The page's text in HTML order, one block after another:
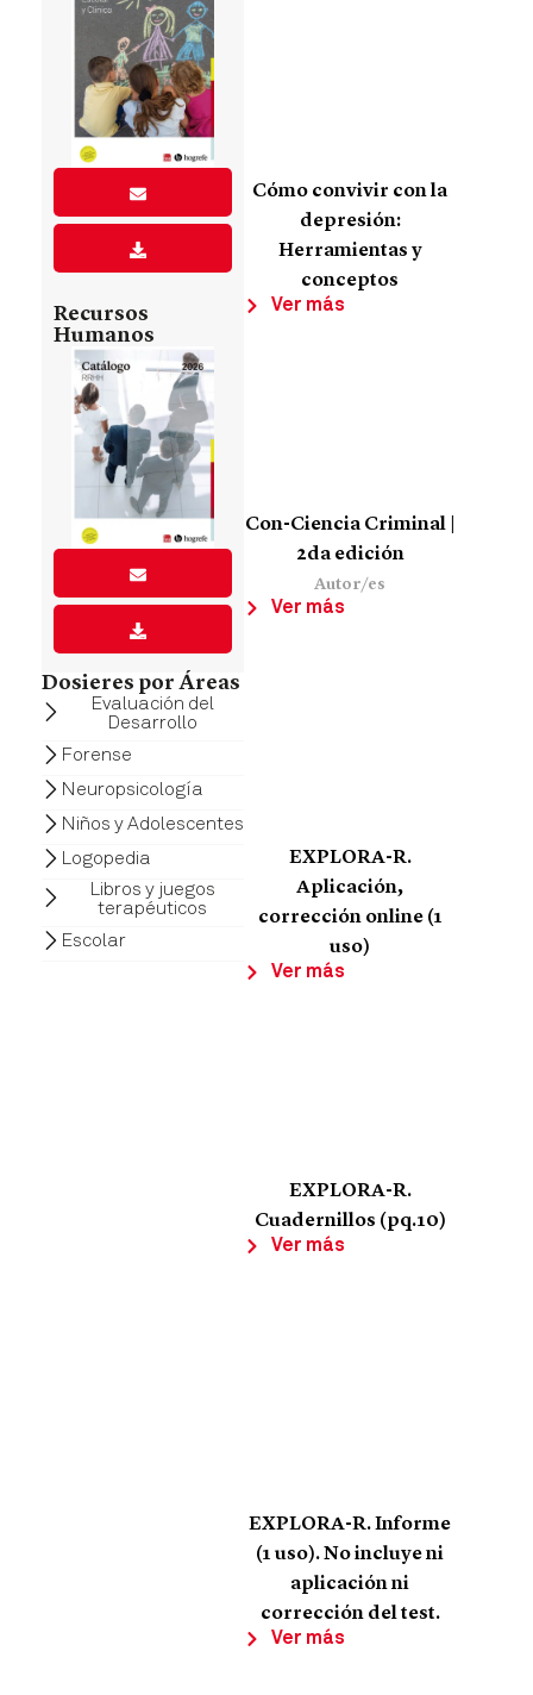
Recursos
Humanos
Dosieres por Áreas
Evaluación del
Desarrollo
Forense
Neuropsicología
Niños y Adolescentes
Logopedia
Libros y juegos
terapéuticos
Escolar
Cómo convivir con la
depresión:
Herramientas y
conceptos
Ver más
Con-Ciencia Criminal |
2da edición
Autor/es
Ver más
EXPLORA-R.
Aplicación,
corrección online (1
uso)
Ver más
EXPLORA-R.
Cuadernillos (pq.10)
Ver más
EXPLORA-R. Informe
(1 uso). No incluye ni
aplicación ni
corrección del test.
Ver más